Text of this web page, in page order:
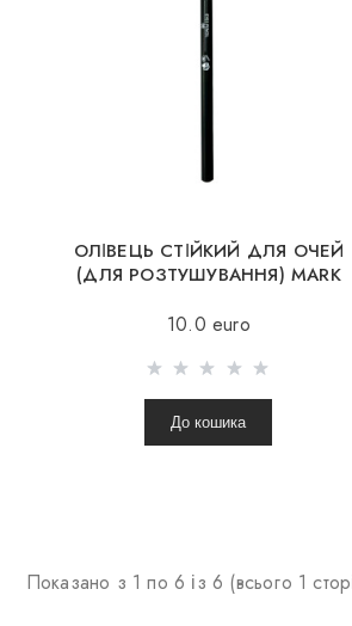
ОЛІВЕЦЬ СТІЙКИЙ ДЛЯ ОЧЕЙ
(ДЛЯ РОЗТУШУВАННЯ) MARK
10.0 euro
До кошика
Показано з 1 по 6 із 6 (всього 1